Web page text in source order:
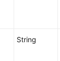
String